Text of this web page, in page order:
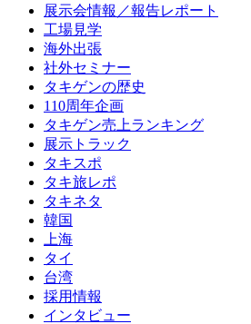
展示会情報／報告レポート
工場見学
海外出張
社外セミナー
タキゲンの歴史
110周年企画
タキゲン売上ランキング
展示トラック
タキスポ
タキ旅レポ
タキネタ
韓国
上海
タイ
台湾
採用情報
インタビュー